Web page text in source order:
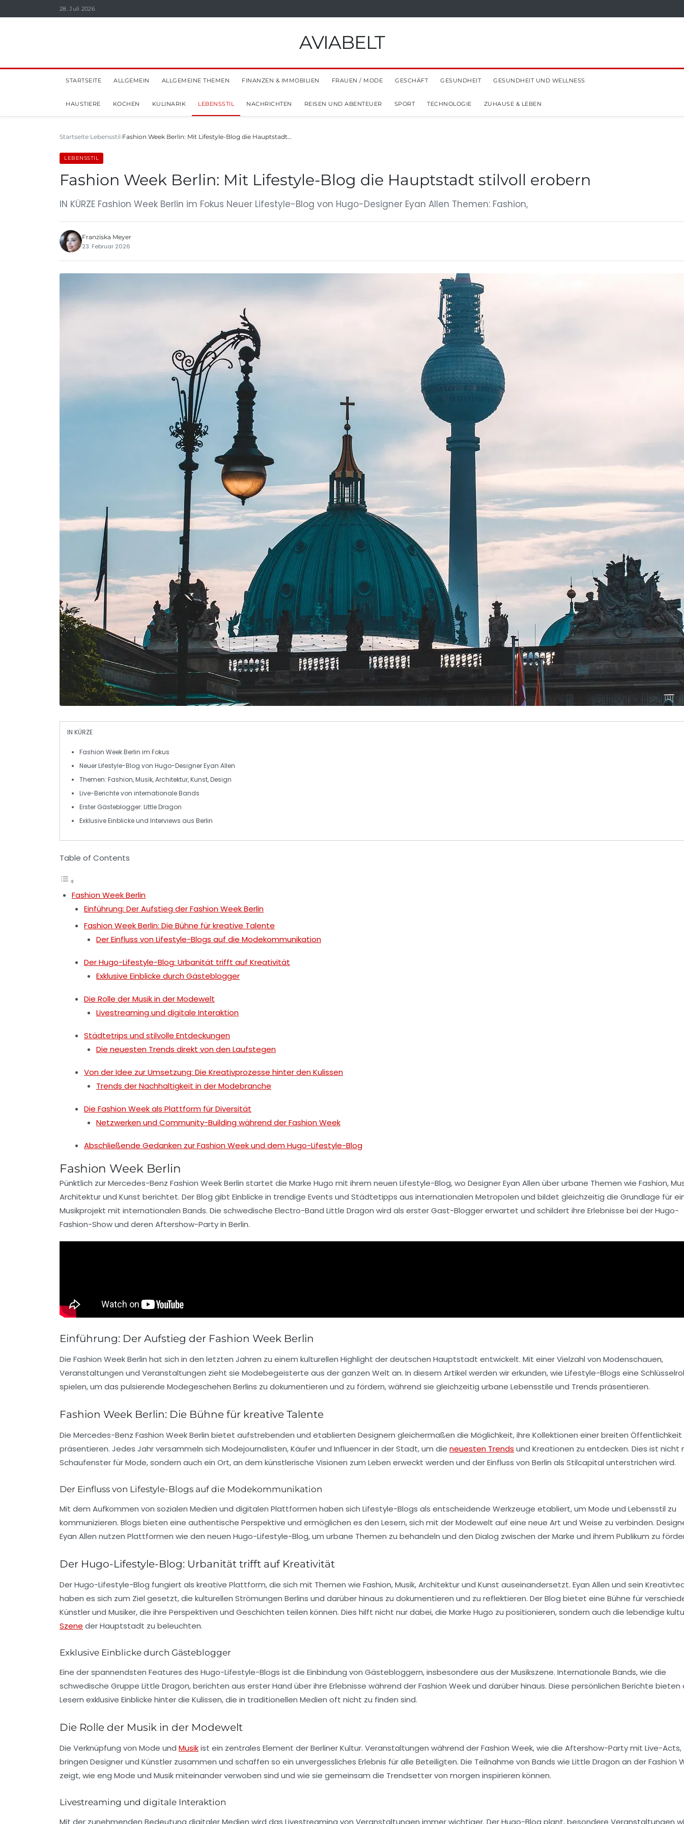
28. Juli 2026
AVIABELT
STARTSEITE ALLGEMEIN ALLGEMEINE THEMEN FINANZEN & IMMOBILIEN FRAUEN / MODE GESCHÄFT GESUNDHEIT GESUNDHEIT UND WELLNESS
HAUSTIERE KOCHEN KULINARIK LEBENSSTIL NACHRICHTEN REISEN UND ABENTEUER SPORT TECHNOLOGIE ZUHAUSE & LEBEN
Startseite Lebensstil Fashion Week Berlin: Mit Lifestyle-Blog die Hauptstadt…
LEBENSSTIL
Fashion Week Berlin: Mit Lifestyle-Blog die Hauptstadt stilvoll erobern
IN KÜRZE Fashion Week Berlin im Fokus Neuer Lifestyle-Blog von Hugo-Designer Eyan Allen Themen: Fashion,
Franziska Meyer
23. Februar 2026
IN KÜRZE
Fashion Week Berlin im Fokus
NeuerLifestyle-Blog von Hugo-Designer Eyan Allen
Themen: Fashion,Musik,Architektur,Kunst,Design
Live-Berichte von internationale Bands
Erster Gästeblogger: Little Dragon
Exklusive Einblicke und Interviews aus Berlin
Table of Contents
Fashion Week Berlin
Einführung: Der Aufstieg der Fashion Week Berlin
Fashion Week Berlin: Die Bühne für kreative Talente
Der Einfluss von Lifestyle-Blogs auf die Modekommunikation
Der Hugo-Lifestyle-Blog: Urbanität trifft auf Kreativität
Exklusive Einblicke durch Gästeblogger
Die Rolle der Musik in der Modewelt
Livestreaming und digitale Interaktion
Städtetrips und stilvolle Entdeckungen
Die neuesten Trends direkt von den Laufstegen
Von der Idee zur Umsetzung: Die Kreativprozesse hinter den Kulissen
Trends der Nachhaltigkeit in der Modebranche
Die Fashion Week als Plattform für Diversität
Netzwerken und Community-Building während der Fashion Week
Abschließende Gedanken zur Fashion Week und dem Hugo-Lifestyle-Blog
Fashion Week Berlin
Pünktlich zurMercedes-Benz Fashion Week Berlin startet die Marke Hugo mit ihrem neuen Lifestyle-Blog, wo DesignerEyan Allen über urbane Themen wie Fashion,
Architekturund Kunst berichtet. Der Blog gibt Einblicke in trendige Events und Städtetipps aus internationalen Metropolen und bildet gleichzeitig die Grundlage für
Musikprojekt mit internationalen Bands. Die schwedische Electro-Band Little Dragon wird als erster Gast-Blogger erwartet und schildert ihre Erlebnisse bei der Hugo-
Fashion-Show und deren Aftershow-Party in Berlin.
Einführung: Der Aufstieg der Fashion Week Berlin
Die Fashion Week Berlin hat sich in den letzten Jahren zu einem kulturellen Highlight der deutschen Hauptstadt entwickelt. Mit einer Vielzahl von Modenschauen,
Veranstaltungen und Veranstaltungen zieht sie Modebegeisterte aus der ganzen Welt an. In diesem Artikel werden wir erkunden, wie Lifestyle-Blogs eine
spielen, um das pulsierende Modegeschehen Berlins zu dokumentieren und zu fördern, während sie gleichzeitig urbane Lebensstile und Trends präsentieren.
Fashion Week Berlin: Die Bühne für kreative Talente
Die Mercedes-Benz Fashion Week Berlin bietet aufstrebenden und etablierten Designern gleichermaßen die Möglichkeit, ihre Kollektionen einer breiten Öffentlichkeit
präsentieren. Jedes Jahr versammeln sich Modejournalisten, Käufer und Influencer in der Stadt, um die neuesten Trends und Kreationen zu entdecken. Dies ist nicht
Schaufenster für Mode, sondern auch ein Ort, an dem künstlerische Visionen zum Leben erweckt werden und der Einfluss von Berlin als Stilcapital unterstrichen wird.
Der Einfluss von Lifestyle-Blogs auf die Modekommunikation
Mit dem Aufkommen von sozialen Medien und digitalen Plattformen haben sich Lifestyle-Blogs als entscheidende Werkzeuge etabliert, um Mode und Lebensstil zu
kommunizieren. Blogs bieten eine authentische Perspektive und ermöglichen es den Lesern, sich mit der Modewelt auf eine neue Art und Weise zu verbinden.
Eyan Allen nutzen Plattformen wie den neuen Hugo-Lifestyle-Blog, um urbane Themen zu behandeln und den Dialog zwischen der Marke und ihrem Publikum zu
Der Hugo-Lifestyle-Blog: Urbanität trifft auf Kreativität
Der Hugo-Lifestyle-Blog fungiert als kreative Plattform, die sich mit Themen wie Fashion, Musik, Architektur und Kunst auseinandersetzt. Eyan Allen und sein
haben es sich zum Ziel gesetzt, die kulturellen Strömungen Berlins und darüber hinaus zu dokumentieren und zu reflektieren. Der Blog bietet eine Bühne für
Künstler und Musiker, die ihre Perspektiven und Geschichten teilen können. Dies hilft nicht nur dabei, die Marke Hugo zu positionieren, sondern auch die lebendige
Szene der Hauptstadt zu beleuchten.
Exklusive Einblicke durch Gästeblogger
Eine der spannendsten Features des Hugo-Lifestyle-Blogs ist die Einbindung von Gästebloggern, insbesondere aus der Musikszene. Internationale Bands, wie die
schwedische Gruppe Little Dragon, berichten aus erster Hand über ihre Erlebnisse während der Fashion Week und darüber hinaus. Diese persönlichen Berichte bieten
Lesern exklusive Einblicke hinter die Kulissen, die in traditionellen Medien oft nicht zu finden sind.
Die Rolle der Musik in der Modewelt
Die Verknüpfung von Mode und Musikist ein zentrales Element der Berliner Kultur. Veranstaltungen während der Fashion Week, wie die Aftershow-Party mit Live-Acts,
bringen Designer und Künstler zusammen und schaffen so ein unvergessliches Erlebnis für alle Beteiligten. Die Teilnahme von Bands wie Little Dragon an der Fashion
zeigt, wie eng Mode und Musik miteinander verwoben sind und wie sie gemeinsam die Trendsetter von morgen inspirieren können.
Livestreaming und digitale Interaktion
Mit der zunehmenden Bedeutung digitaler Medien wird das Livestreaming von Veranstaltungen immer wichtiger. Der Hugo-Blog plant, besondere Veranstaltungen